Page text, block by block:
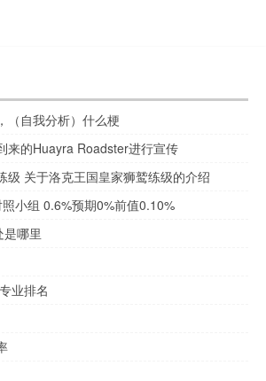
（自我分析）什么梗
来的Huayra Roadster进行宣传
级 关于洛克王国皇家狮鹫练级的介绍
小组 0.6%预期0%前值0.10%
是哪里
业排名